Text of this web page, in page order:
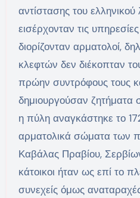
αντίστασης του
εισέρχονταν τις
διορίζονταν αρματολοί,
κλεφτών δεν διέκοπταν
πρώην συντρόφους τους
δημιουργούσαν ζητήματα
η πύλη αναγκάστηκε το
αρματολικά σώματα των
Καβάλας Πραβίου,
κάτοικοι ήταν ως επί το
συνεχείς όμως